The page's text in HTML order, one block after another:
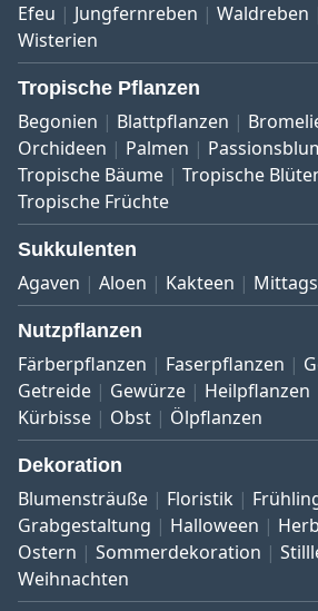
Efeu Jungfernreben Waldreben
Wisterien
Tropische Pflanzen
Begonien Blattpflanzen
Orchideen
Palmen
Tropische Bäume
Tropische
Tropische Früchte
Sukkulenten
Agaven Aloen Kakteen
Nutzpflanzen
Färberpflanzen Faserpflanzen
Getreide
Gewürze Heilpflanzen
Kürbisse
Obst Ölpflanzen
Dekoration
Blumensträuße Floristik
Grabgestaltung
Halloween
Ostern
Sommerdekoration
Weihnachten